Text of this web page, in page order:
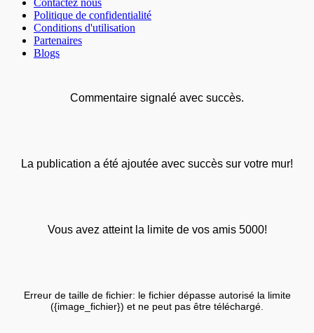
Politique de confidentialité
Conditions d'utilisation
Partenaires
Blogs
Commentaire signalé avec succès.
La publication a été ajoutée avec succès sur votre mur!
Vous avez atteint la limite de vos amis 5000!
Erreur de taille de fichier: le fichier dépasse autorisé la limite
({image_fichier}) et ne peut pas être téléchargé.